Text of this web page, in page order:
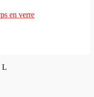
en verre
L